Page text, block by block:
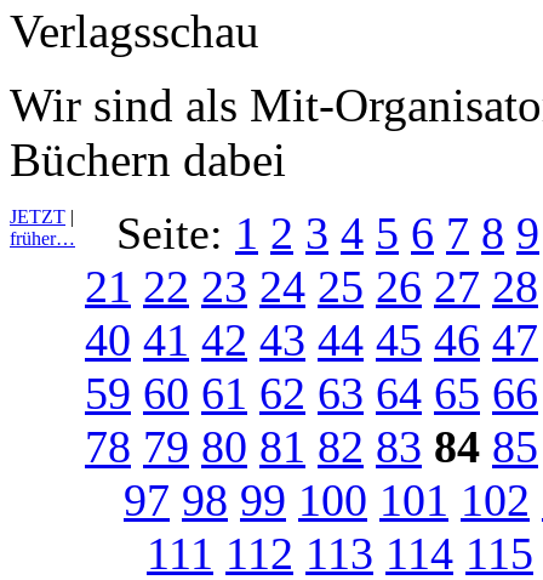
Wir sind als Mit-
Büchern dabei
JETZT |
früher…
Seite: 1 2 3 4 5 6 7 8 9
21 22 23 24 25 26 27 28
40 41 42 43 44 45 46 47
59 60 61 62 63 64 65 66
78 79 80 81 82 83 84 85
97 98 99 100 101 102
111 112 113 114 115